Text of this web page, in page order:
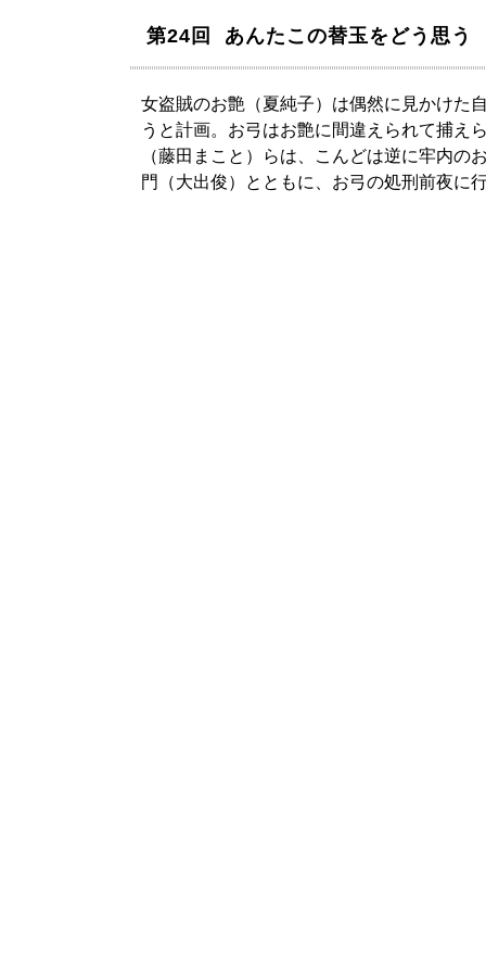
第24回 あんたこの替玉をどう思う
女盗賊のお艶（夏純子）は偶然に見かけた
うと計画。お弓はお艶に間違えられて捕え
（藤田まこと）らは、こんどは逆に牢内
門（大出俊）とともに、お弓の処刑前夜